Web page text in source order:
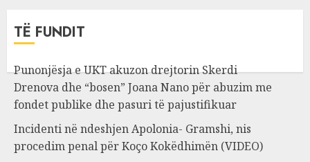
TË FUNDIT
Punonjësja e UKT akuzon drejtorin Skerdi
Drenova dhe “bosen” Joana Nano për abuzim me
fondet publike dhe pasuri të pajustifikuar
Incidenti në ndeshjen Apolonia- Gramshi, nis
procedim penal për Koço Kokëdhimën (VIDEO)